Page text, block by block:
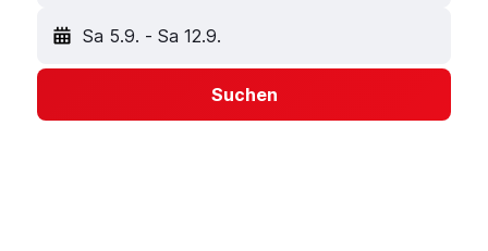
Sa 5.9. - Sa 12.9.
Suchen